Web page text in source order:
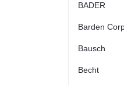
BADER
Barden
Bausch
Becht